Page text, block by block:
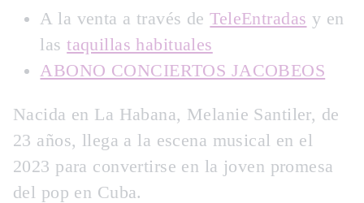
A la venta a través deTeleEntradas y en
lastaquillas habituales
ABONO CONCIERTOS JACOBEOS
Nacida en La Habana, Melanie Santiler, de
23 años, llega a la escena musical en el
2023 para convertirse en la joven promesa
del pop en Cuba.